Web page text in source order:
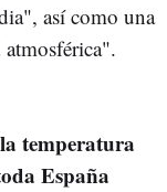
así como una
la temperatura
España